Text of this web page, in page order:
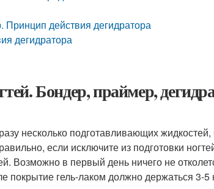
действия дегидратора
дегидратора
Бондер, праймер,
несколько подготавливающих жидкостей,
если исключите из подготовки
Возможно в первый день ничего не
покрытие гель-лаком должно держаться 3-5